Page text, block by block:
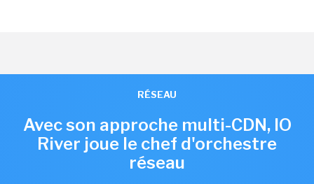
RÉSEAU
Avec son approche multi-CDN, IO
River joue le chef d'orchestre
réseau